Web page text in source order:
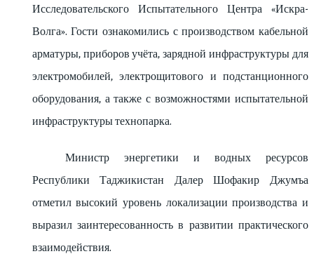
Исследовательского Испытательного Центра «Искра-
Волга». Гости ознакомились с производством кабельной
арматуры, приборов учёта, зарядной инфраструктуры для
электромобилей, электрощитового и подстанционного
оборудования, а также с возможностями испытательной
инфраструктуры технопарка.
Министр энергетики и водных ресурсов
Республики Таджикистан Далер Шофакир Джумъа
отметил высокий уровень локализации производства и
выразил заинтересованность в развитии практического
взаимодействия.